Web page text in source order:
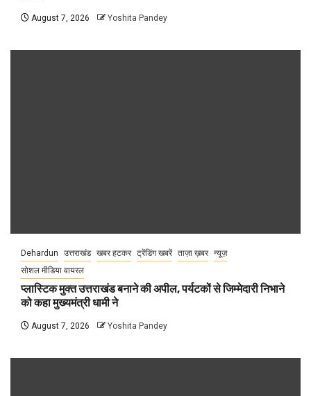
August 7, 2026 Yoshita Pandey
Dehardun उत्तराखंड खबर हटकर ट्रेंडिंग खबरें ताज़ा ख़बर न्यूज़
सोशल मीडिया वायरल
प्लास्टिक मुक्त उत्तराखंड बनाने की अपील, पर्यटकों से जिम्मेदारी निभाने
को कहा मुख्यमंत्री धामी ने
August 7, 2026 Yoshita Pandey